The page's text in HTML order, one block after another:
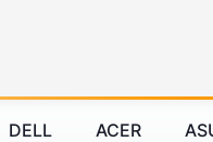
DELL ACER